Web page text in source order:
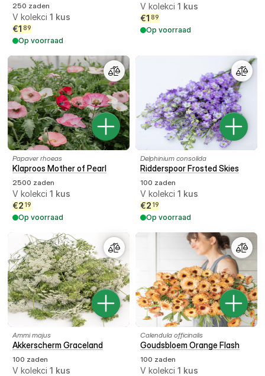
250 zaden
V kolekci 1 kus
€1 89
Op voorraad
V kolekci 1 kus
€1 89
Op voorraad
Papaver rhoeas
Klaproos Mother of Pearl
2500 zaden
V kolekci 1 kus
€2 19
Op voorraad
Delphinium consolida
Ridderspoor Frosted Skies
100 zaden
V kolekci 1 kus
€2 19
Op voorraad
Ammi majus
Akkerscherm Graceland
100 zaden
V kolekci 1 kus
Calendula officinalis
Goudsbloem Orange Flash
100 zaden
V kolekci 1 kus